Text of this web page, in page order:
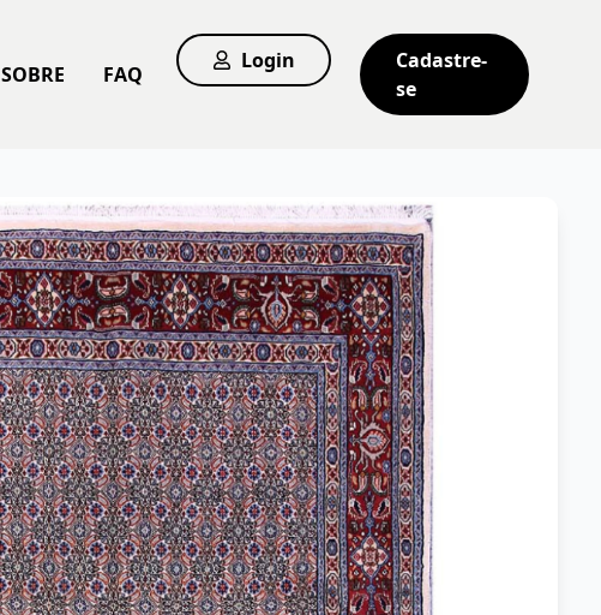
SOBRE FAQ
Login
Cadastre-
se